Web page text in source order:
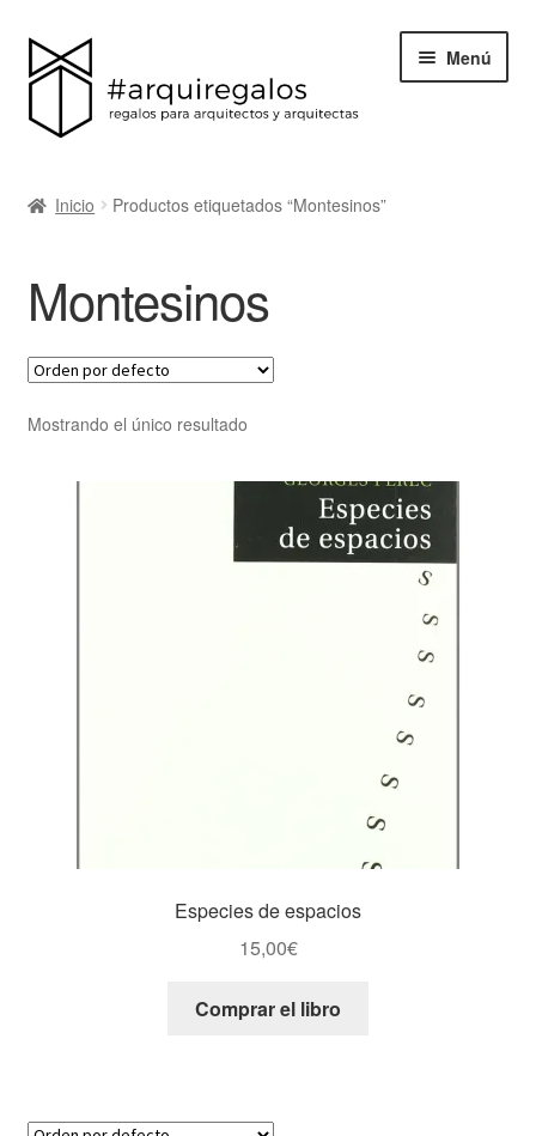
Menú
BLACK FRIDAY
Blog
Acerca de ArquiRegalos
Contacta
Inicio Productos etiquetados “Montesinos”
Montesinos
Mostrando el único resultado
Especies de espacios
15,00€
Comprar el libro